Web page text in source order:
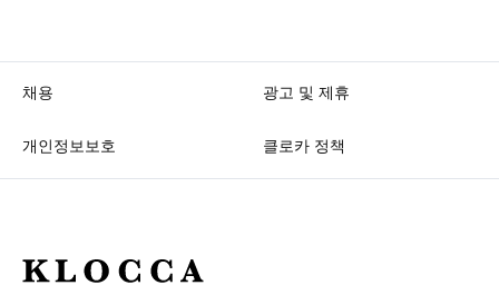
채용 광고 및 제휴
개인정보보호 클로카 정책
K